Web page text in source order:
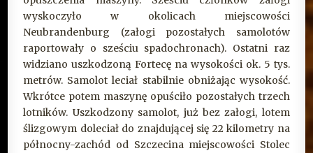
wyskoczyło w okolicach miejscowości
Neubrandenburg (załogi pozostałych samolotów
raportowały o sześciu spadochronach). Ostatni raz
widziano uszkodzoną Fortecę na wysokości ok. 5 tys.
metrów. Samolot leciał stabilnie obniżając wysokość.
Wkrótce potem maszynę opuściło pozostałych trzech
lotników. Uszkodzony samolot, już bez załogi, lotem
ślizgowym doleciał do znajdującej się 22 kilometry na
północny-zachód od Szczecina miejscowości Stolec